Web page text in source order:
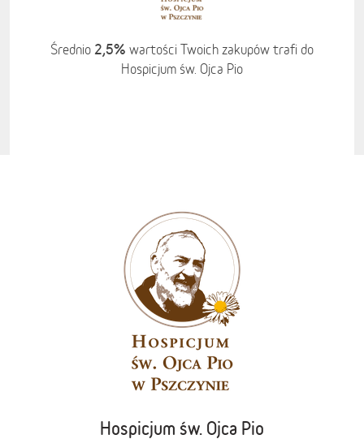
Średnio 2,5% wartości Twoich zakupów trafi do
Hospicjum św. Ojca Pio
Hospicjum św. Ojca Pio